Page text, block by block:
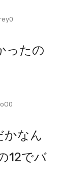
ったの
かなん
12でバ